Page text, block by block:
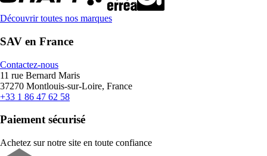
Découvrir toutes nos marques
SAV en France
Contactez-nous
11 rue Bernard Maris
37270 Montlouis-sur-Loire, France
+33 1 86 47 62 58
Paiement sécurisé
Achetez sur notre site en toute confiance